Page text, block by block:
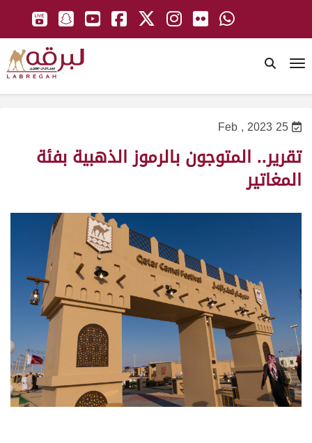
25 Feb , 2023
تقرير.. المتوجون بالرموز الذهبية بفئة
المغاتير